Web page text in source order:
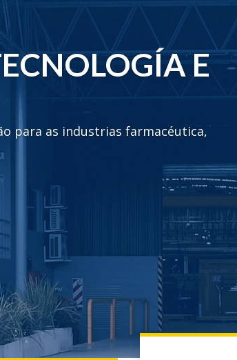
E
para as industrias farmacéutica,